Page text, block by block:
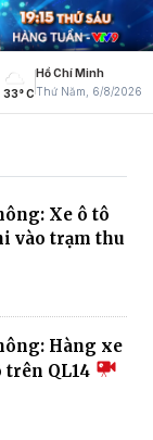
33° C
Hồ Chí Minh
Thứ Năm, 6/8/2026
Xe ô tô
vào trạm thu
Hàng xe
trên QL14